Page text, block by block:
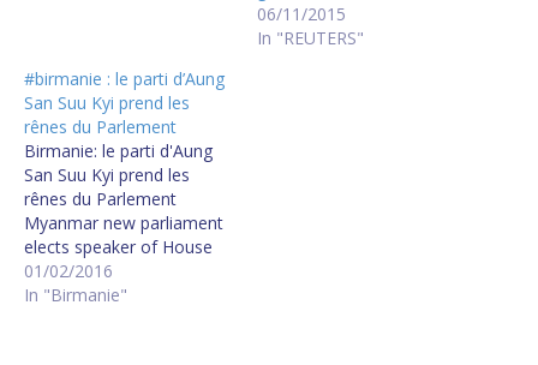
06/11/2015
In "REUTERS"
#birmanie : le parti d’Aung
San Suu Kyi prend les
rênes du Parlement
Birmanie: le parti d'Aung
San Suu Kyi prend les
rênes du Parlement
Myanmar new parliament
elects speaker of House
of Representatives
#birmanie : 30 ans de
01/02/2016
In "Birmanie"